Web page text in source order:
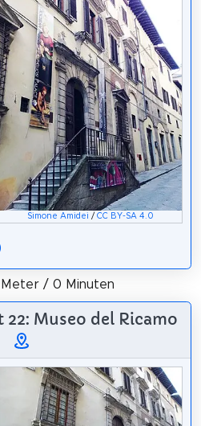
Simone Amidei / CC BY-SA 4.0
/ 0 Minuten
Museo del Ricamo